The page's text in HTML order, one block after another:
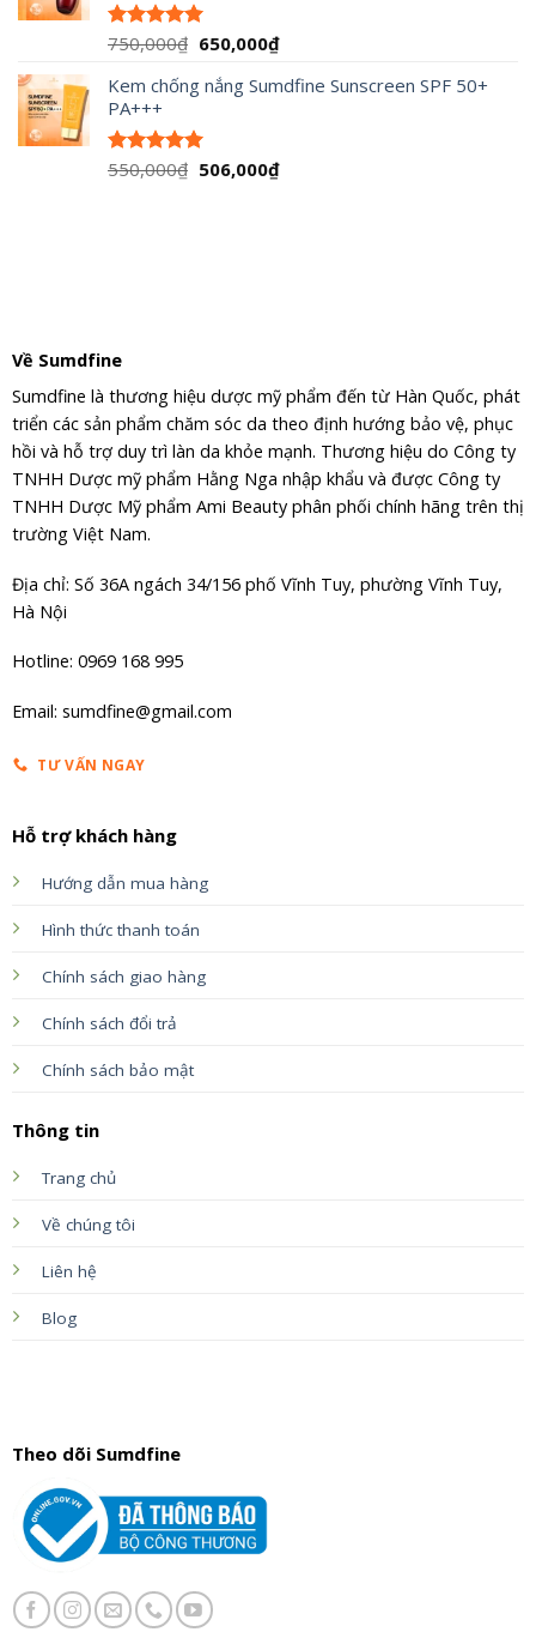
Được xếp
5 sao
750,000₫ Giá
là:
650,000₫Giá
tại
Kem chống nắng Sumdfine Sunscreen SPF 50+
PA+++
Được xếp
550,000₫ Giá
506,000₫Giá
Về Sumdfine
Sumdfine là thương hiệu dược mỹ phẩm đến từ Hàn Quốc, phát
triển các sản phẩm chăm sóc da theo định hướng bảo vệ, phục
hồi và hỗ trợ duy trì làn da khỏe mạnh. Thương hiệu do Công ty
TNHH Dược mỹ phẩm Hằng Nga nhập khẩu và được Công ty
TNHH Dược Mỹ phẩm Ami Beauty phân phối chính hãng trên thị
trường Việt Nam.
Địa chỉ: Số 36A ngách 34/156 phố Vĩnh Tuy, phường Vĩnh Tuy,
Hà Nội
Hotline: 0969 168 995
Email: sumdfine@gmail.com
TƯ VẤN NGAY
Hỗ trợ khách hàng
Hướng dẫn mua hàng
Hình thức thanh toán
Chính sách giao hàng
Chính sách đổi trả
Chính sách bảo mật
Thông tin
Trang chủ
Về chúng tôi
Liên hệ
Blog
Theo dõi Sumdfine